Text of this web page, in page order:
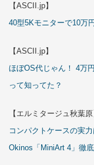
【ASCII.jp】
40型5Kモニターで10万
【ASCII.jp】
ほぼOS代じゃん！ 4万
って知ってた？
【エルミタージュ秋葉原
コンパクトケースの実
Okinos「MiniArt 4」徹